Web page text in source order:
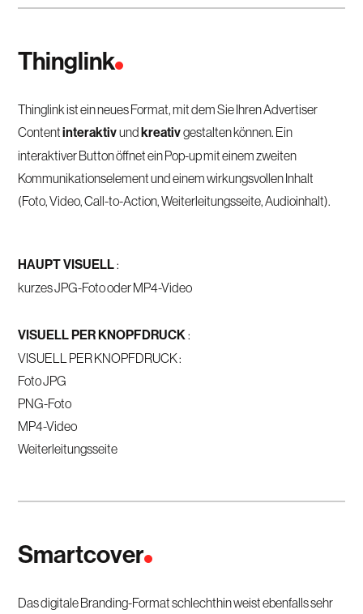
Thinglink
Thinglink ist ein neues Format, mit dem Sie Ihren Advertiser
Contentinteraktivundkreativgestalten können. Ein
interaktiver Button öffnet ein Pop-up mit einem zweiten
Kommunikationselement und einem wirkungsvollen Inhalt
(Foto, Video, Call-to-Action, Weiterleitungsseite, Audioinhalt).
HAUPT VISUELL:
kurzes JPG-Foto oder MP4-Video
VISUELL PER KNOPFDRUCK:
VISUELL PER KNOPFDRUCK :
Foto JPG
PNG-Foto
MP4-Video
Weiterleitungsseite
Smartcover
Das digitale Branding-Format schlechthin weist ebenfalls sehr